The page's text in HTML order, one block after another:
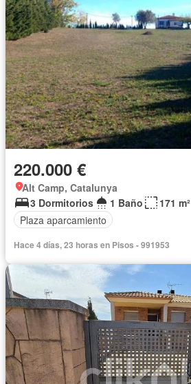
220.000 €
Alt Camp, Catalunya
3 Dormitorios
1 Baño
171 m²
Plaza aparcamiento
Hace 4 días, 23 horas en Pisos - 991953